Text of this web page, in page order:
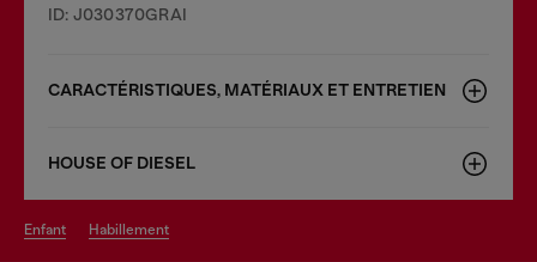
ID: J030370GRAI
CARACTÉRISTIQUES, MATÉRIAUX ET ENTRETIEN
HOUSE OF DIESEL
enfant habillement